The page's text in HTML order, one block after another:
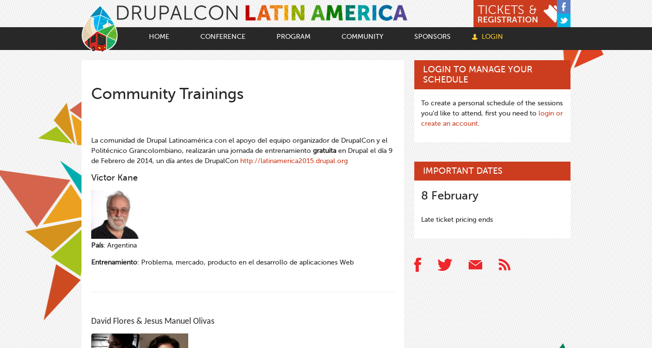
HOME
CONFERENCE PROGRAM COMMUNITY SPONSORS LOGIN
Community Trainings
La comunidad de Drupal Latinoamérica con el apoyo del equipo organizador de DrupalCon y el
Politécnico Grancolombiano, realizarán una jornada de entrenamiento gratuita en Drupal el día 9
de Febrero de 2014, un día antes de DrupalCon http://latinamerica2015.drupal.org
Victor Kane
País: Argentina
Entrenamiento: Problema, mercado, producto en el desarrollo de aplicaciones Web
David Flores & Jesus Manuel Olivas
LOGIN TO MANAGE YOUR
SCHEDULE
To create a personal schedule of the sessions
you'd like to attend, first you need to login or
create an account
IMPORTANT DATES
8 February
Late ticket pricing ends